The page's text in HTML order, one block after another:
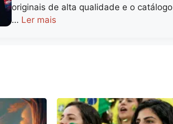
originais de alta qualidade e o catálogo
… Ler mais